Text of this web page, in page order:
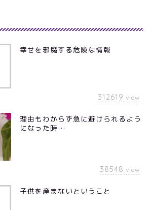
幸せを邪魔する危険な情報
312619 view
理由もわからず急に避けられるよう
になった時…
38548 view
子供を産まないということ